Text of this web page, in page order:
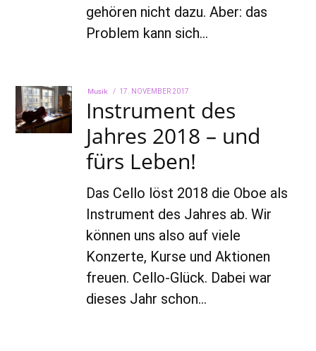
gehören nicht dazu. Aber: das
Problem kann sich…
Musik
POSTED
17. NOVEMBER 2017
AUGUST
2022
Instrument des
Jahres 2018 – und
fürs Leben!
Das Cello löst 2018 die Oboe als
Instrument des Jahres ab. Wir
können uns also auf viele
Konzerte, Kurse und Aktionen
freuen. Cello-Glück. Dabei war
dieses Jahr schon…